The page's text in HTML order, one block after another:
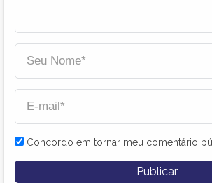
Concordo em tornar meu comentário